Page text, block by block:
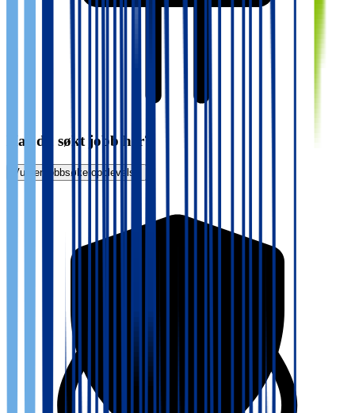
Har du søkt jobb her?
Vurder jobbsøkeropplevelse